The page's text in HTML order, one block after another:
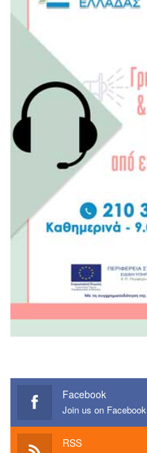
Facebook
Join us on Facebook
RSS